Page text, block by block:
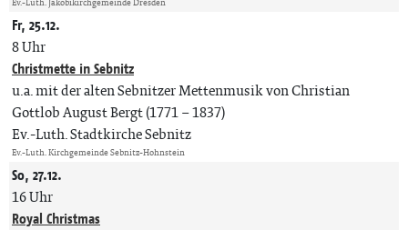
Fr, 25.12.
8 Uhr
Christmette in Sebnitz
u.a. mit der alten Sebnitzer Mettenmusik von Christian
Gottlob August Bergt (1771 – 1837)
Ev.-Luth. Stadtkirche Sebnitz
Ev.-Luth. Kirchgemeinde Sebnitz-Hohnstein
So, 27.12.
16 Uhr
Royal Christmas